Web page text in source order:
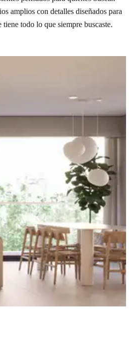
amplios con detalles diseñados para
todo lo que siempre buscaste.